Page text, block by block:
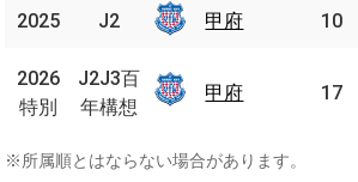
2025 甲府 10
2026
特別
百年
構想
甲府 17
2025 J2 甲府
2026
特別
J2J3百
年構想
甲府
※所属順とはならない場合があります。